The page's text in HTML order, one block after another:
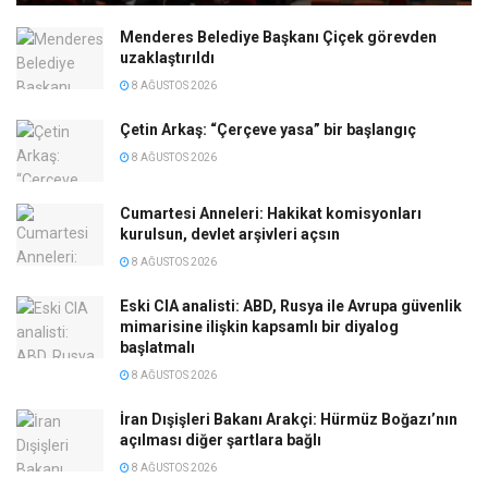
Menderes Belediye Başkanı Çiçek görevden
uzaklaştırıldı
8 AĞUSTOS 2026
Çetin Arkaş: “Çerçeve yasa” bir başlangıç
8 AĞUSTOS 2026
Cumartesi Anneleri: Hakikat komisyonları
kurulsun, devlet arşivleri açsın
8 AĞUSTOS 2026
Eski CIA analisti: ABD, Rusya ile Avrupa güvenlik
mimarisine ilişkin kapsamlı bir diyalog
başlatmalı
8 AĞUSTOS 2026
İran Dışişleri Bakanı Arakçi: Hürmüz Boğazı’nın
açılması diğer şartlara bağlı
8 AĞUSTOS 2026